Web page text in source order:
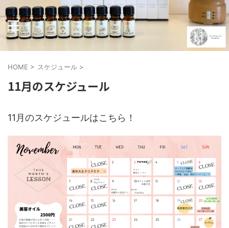
HOME > スケジュール >
11月のスケジュール
11月のスケジュールはこちら！